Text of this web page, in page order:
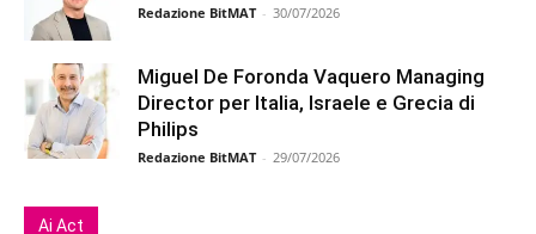
Redazione BitMAT - 30/07/2026
Miguel De Foronda Vaquero Managing
Director per Italia, Israele e Grecia di
Philips
Redazione BitMAT - 29/07/2026
Ai Act